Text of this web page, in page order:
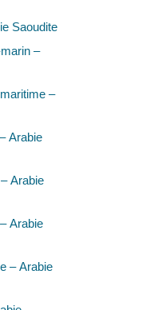
Saoudite
–
–
Arabie
Arabie
Arabie
– Arabie